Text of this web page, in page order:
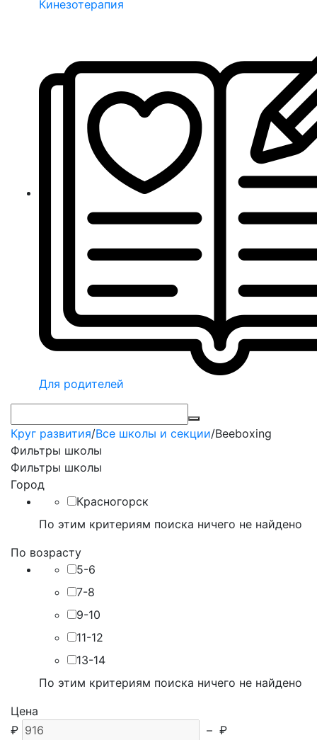
Кинезотерапия
Для родителей
Круг развития/Все школы и секции/Beeboxing
Фильтры школы
Фильтры школы
Город
Красногорск
По этим критериям поиска ничего не найдено
По возрасту
5-6
7-8
9-10
11-12
13-14
По этим критериям поиска ничего не найдено
Цена
₽
– ₽